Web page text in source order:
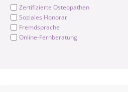
Zertifizierte Osteopathen
Soziales Honorar
Fremdsprache
Online-Fernberatung